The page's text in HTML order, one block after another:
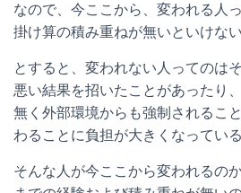
なので、今ここから、変われる人
掛け算の積み重ねが無いといけない
とすると、変われない人ってのは
悪い結果を招いたことがあったり
無く外部環境からも強制されるこ
わることに負担が大きくなってい
そんな人が今ここから変われるの